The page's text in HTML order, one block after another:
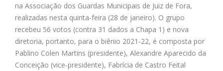
na Associação dos Guardas Municipais de Juiz de Fora,
realizadas nesta quinta-feira (28 de janeiro). O grupo
recebeu 56 votos (contra 31 dados a Chapa 1) e nova
diretoria, portanto, para o biênio 2021-22, é composta por
Pablino Colen Martins (presidente), Alexandre Aparecido da
Conceição (vice-presidente), Fabrícia de Castro Feital